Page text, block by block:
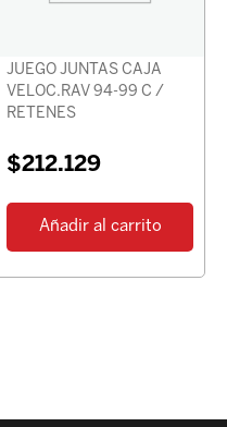
JUEGO JUNTAS CAJA
VELOC.RAV 94-99 C /
RETENES
$212.129
Añadir al carrito